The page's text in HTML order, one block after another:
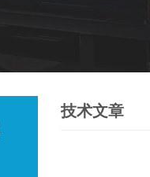
技术文章